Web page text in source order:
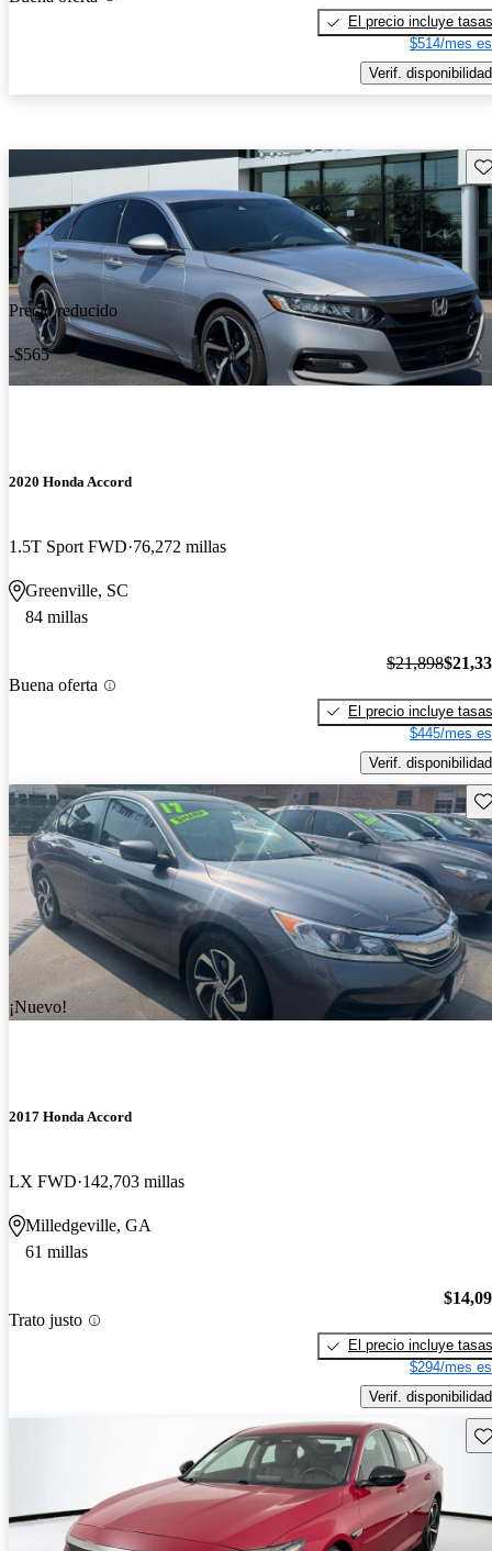
El precio incluye tasas
$514/mes
Verif. disponibilidad
Precio reducido
-$565
2020 Honda Accord
1.5T Sport FWD 76,272 millas
Greenville, SC
84 millas
Buena oferta
$21,898
El precio incluye tasas
$445/mes
Verif. disponibilidad
¡Nuevo!
2017 Honda Accord
LX FWD 142,703 millas
Milledgeville, GA
61 millas
Trato justo
El precio incluye tasas
$294/mes
Verif. disponibilidad